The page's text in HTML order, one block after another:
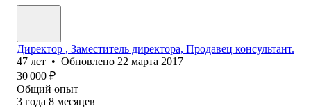
Директор , Заместитель директора, Продавец консультант.
47 лет • Обновлено 22 марта 2017
30 000 ₽
Общий опыт
3 года 8 месяцев